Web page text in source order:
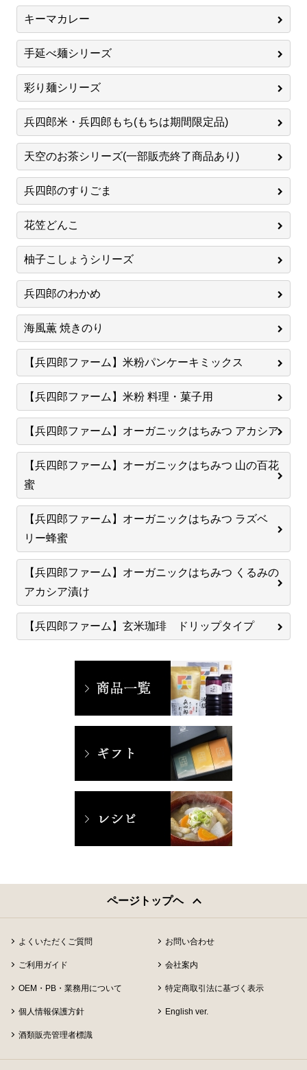
キーマカレー
手延べ麺シリーズ
彩り麺シリーズ
兵四郎米・兵四郎もち(もちは期間限定品)
天空のお茶シリーズ(一部販売終了商品あり)
兵四郎のすりごま
花笠どんこ
柚子こしょうシリーズ
兵四郎のわかめ
海風薫 焼きのり
【兵四郎ファーム】米粉パンケーキミックス
【兵四郎ファーム】米粉 料理・菓子用
【兵四郎ファーム】オーガニックはちみつ アカシア
【兵四郎ファーム】オーガニックはちみつ 山の百花
蜜
【兵四郎ファーム】オーガニックはちみつ ラズベ
リー蜂蜜
【兵四郎ファーム】オーガニックはちみつ くるみの
アカシア漬け
【兵四郎ファーム】玄米珈琲 ドリップタイプ
ページトップヘ
よくいただくご質問 お問い合わせ
ご利用ガイド 会社案内
OEM・PB・業務用について 特定商取引法に基づく表示
個人情報保護方針 English ver.
酒類販売管理者標識